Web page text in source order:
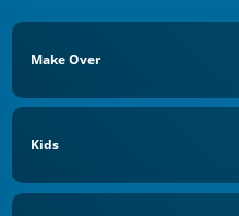
Make Over
Kids